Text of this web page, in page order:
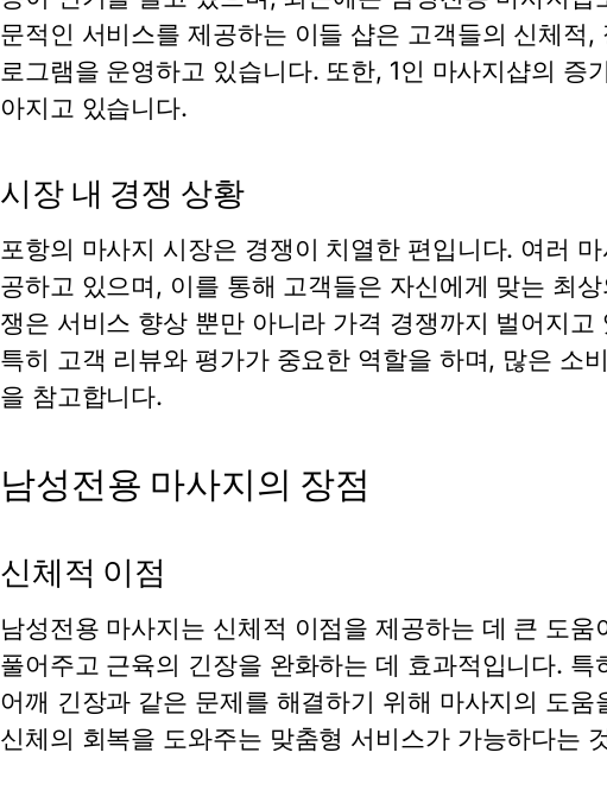
문적인 서비스를 제공하는 이들 샵은 고객들의 신체적
로그램을 운영하고 있습니다. 또한, 1인 마사지샵의 증
아지고 있습니다.
시장 내 경쟁 상황
포항의 마사지 시장은 경쟁이 치열한 편입니다. 여러
공하고 있으며, 이를 통해 고객들은 자신에게 맞는 최
쟁은 서비스 향상 뿐만 아니라 가격 경쟁까지 벌어지
특히 고객 리뷰와 평가가 중요한 역할을 하며, 많은 소
을 참고합니다.
남성전용 마사지의 장점
신체적 이점
남성전용 마사지는 신체적 이점을 제공하는 데 큰 도
풀어주고 근육의 긴장을 완화하는 데 효과적입니다.
어깨 긴장과 같은 문제를 해결하기 위해 마사지의 도
신체의 회복을 도와주는 맞춤형 서비스가 가능하다는